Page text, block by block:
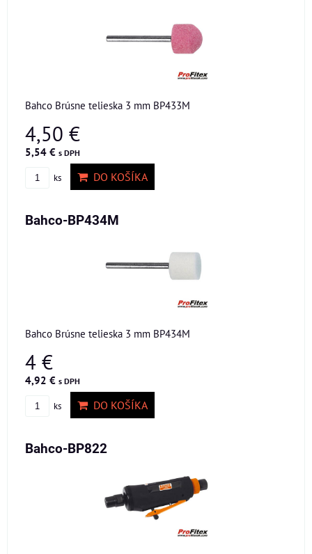
Bahco Brúsne telieska 3 mm BP433M
4,50 €
5,54 € s DPH
ks DO KOŠÍKA
Bahco-BP434M
Bahco Brúsne telieska 3 mm BP434M
4 €
4,92 € s DPH
ks DO KOŠÍKA
Bahco-BP822